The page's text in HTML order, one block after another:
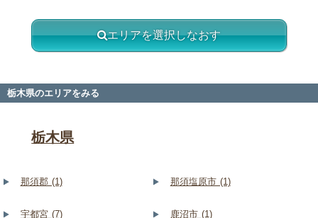
エリアを選択しなおす
栃木県のエリアをみる
栃木県
那須郡 (1) 那須塩原市 (1)
宇都宮 (7) 鹿沼市 (1)